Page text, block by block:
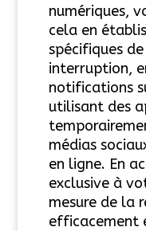
numériques,
cela en
spécifiques
interruption,
notifications
utilisant des
médias
en ligne. En
exclusive à
mesure de la
efficacement